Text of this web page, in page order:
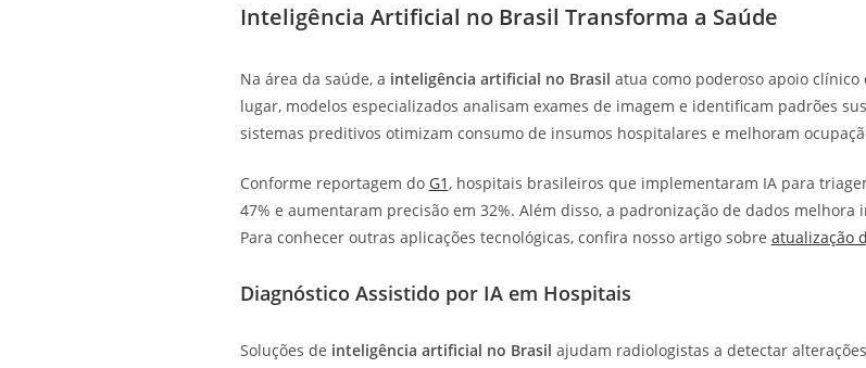
Inteligência Artificial no Brasil Transforma a Saúde
Na área da saúde, a inteligência artificial no Brasil atua como poderoso apoio
lugar, modelos especializados analisam exames de imagem e identificam padrões
sistemas preditivos otimizam consumo de insumos hospitalares e melhoram
Conforme reportagem do G1, hospitais brasileiros que implementaram IA para
47% e aumentaram precisão em 32%. Além disso, a padronização de dados
Para conhecer outras aplicações tecnológicas, confira nosso artigo sobre atualização
Diagnóstico Assistido por IA em Hospitais
Soluções de inteligência artificial no Brasil ajudam radiologistas a detectar